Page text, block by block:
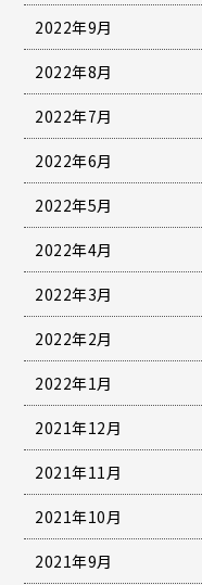
2022年9月
2022年8月
2022年7月
2022年6月
2022年5月
2022年4月
2022年3月
2022年2月
2022年1月
2021年12月
2021年11月
2021年10月
2021年9月